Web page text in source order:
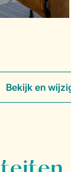
Bekijk en